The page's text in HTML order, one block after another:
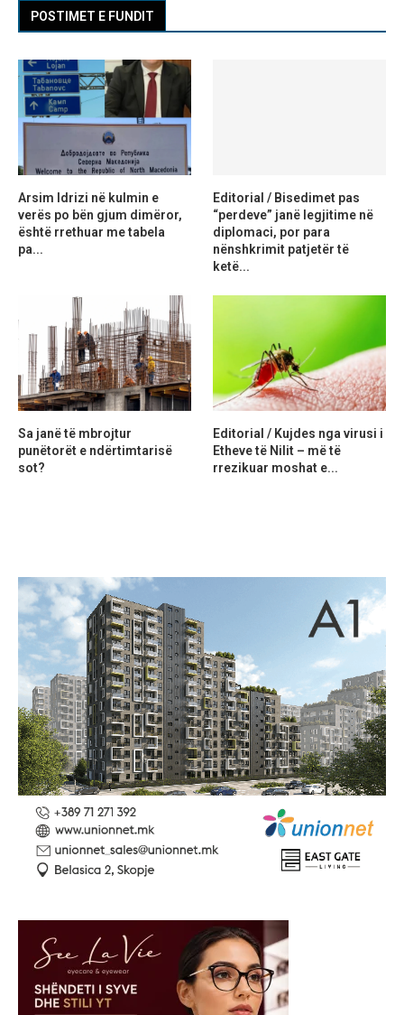
POSTIMET E FUNDIT
Arsim Idrizi në kulmin e
verës po bën gjum dimëror,
është rrethuar me tabela
pa...
Editorial / Bisedimet pas
“perdeve” janë legjitime në
diplomaci, por para
nënshkrimit patjetër të
ketë...
Sa janë të mbrojtur
punëtorët e ndërtimtarisë
sot?
Editorial / Kujdes nga virusi i
Etheve të Nilit – më të
rrezikuar moshat e...